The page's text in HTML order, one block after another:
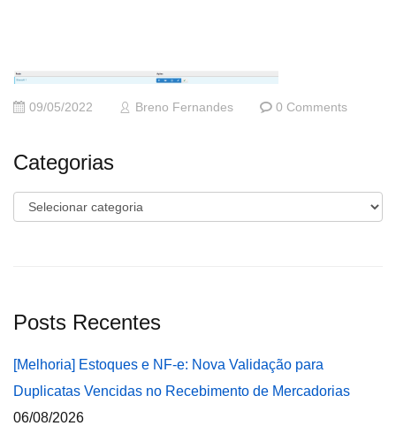
09/05/2022 Breno Fernandes 0 Comments
Categorias
Categorias
Posts Recentes
[Melhoria] Estoques e NF-e: Nova Validação para
Duplicatas Vencidas no Recebimento de Mercadorias
06/08/2026